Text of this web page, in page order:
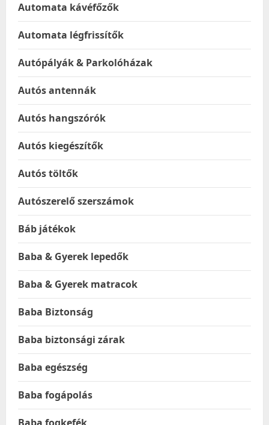
Automata kávéfőzők
Automata légfrissítők
Autópályák & Parkolóházak
Autós antennák
Autós hangszórók
Autós kiegészítők
Autós töltők
Autószerelő szerszámok
Báb játékok
Baba & Gyerek lepedők
Baba & Gyerek matracok
Baba Biztonság
Baba biztonsági zárak
Baba egészség
Baba fogápolás